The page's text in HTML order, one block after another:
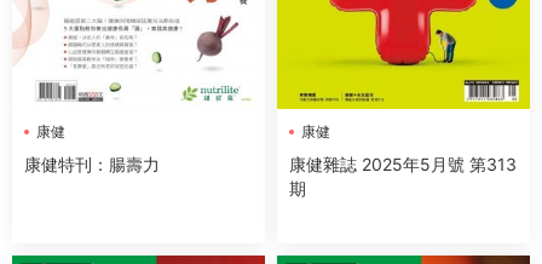
康健
康健特刊：腸壽力
康健
康健雜誌 2025年5月號 第313
期